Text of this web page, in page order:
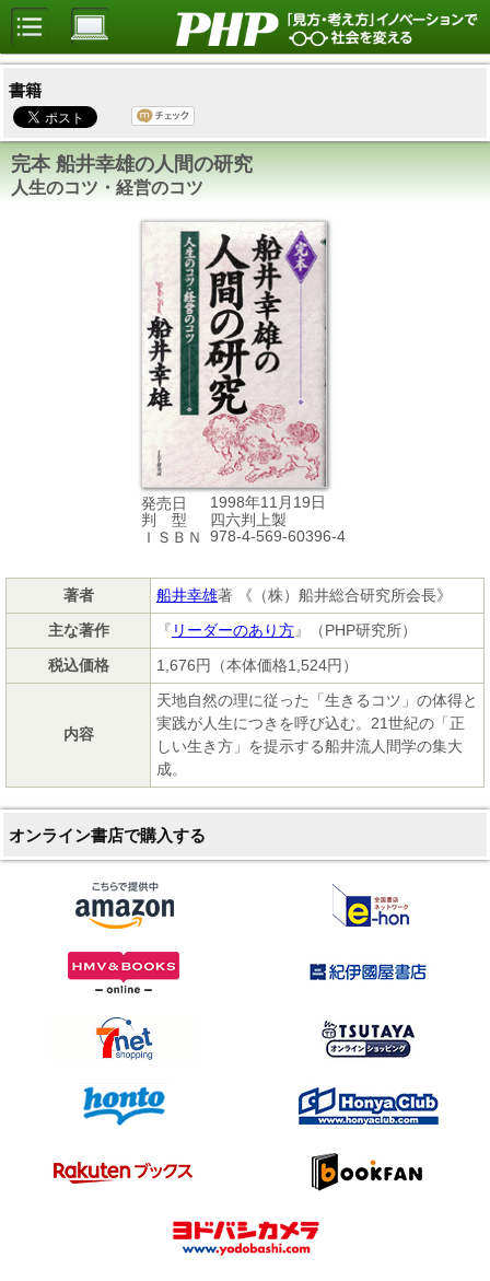
書籍
完本 船井幸雄の人間の研究
人生のコツ・経営のコツ
発売日
1998年11月19日
判 型
四六判上製
ＩＳＢＮ
978-4-569-60396-4
著者 船井幸雄著 《（株）船井総合研究所会長》
主な著作
『 リーダーのあり方』（PHP研究所）
税込価格
1,676円（本体価格1,524円）
内容
天地自然の理に従った「生きるコツ」の体得と
実践が人生につきを呼び込む。21世紀の「正
しい生き方」を提示する船井流人間学の集大
成。
オンライン書店で購入する